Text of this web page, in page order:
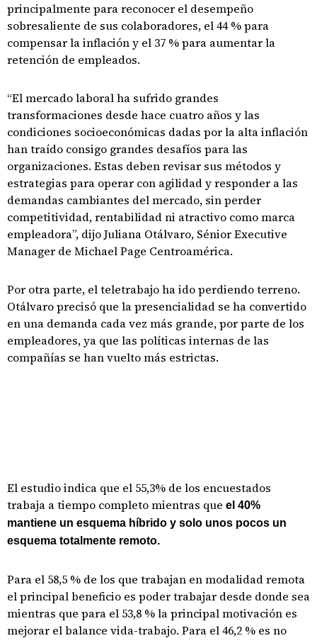
principalmente para reconocer el desempeño
sobresaliente de sus colaboradores, el 44 % para
compensar la inflación y el 37 % para aumentar la
retención de empleados.
“El mercado laboral ha sufrido grandes
transformaciones desde hace cuatro años y las
condiciones socioeconómicas dadas por la alta inflación
han traído consigo grandes desafíos para las
organizaciones. Estas deben revisar sus métodos y
estrategias para operar con agilidad y responder a las
demandas cambiantes del mercado, sin perder
competitividad, rentabilidad ni atractivo como marca
empleadora”, dijo Juliana Otálvaro, Sénior Executive
Manager de Michael Page Centroamérica.
Por otra parte, el teletrabajo ha ido perdiendo terreno.
Otálvaro precisó que la presencialidad se ha convertido
en una demanda cada vez más grande, por parte de los
empleadores, ya que las políticas internas de las
compañías se han vuelto más estrictas.
El estudio indica que el 55,3% de los encuestados
trabaja a tiempo completo mientras que el 40%
mantiene un esquema híbrido y solo unos pocos un
esquema totalmente remoto.
Para el 58,5 % de los que trabajan en modalidad remota
el principal beneficio es poder trabajar desde donde sea
mientras que para el 53,8 % la principal motivación es
mejorar el balance vida-trabajo. Para el 46,2 % es no